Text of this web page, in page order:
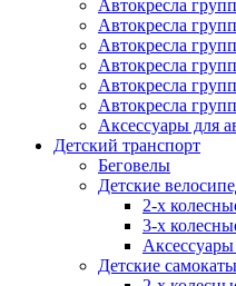
Автокресла
Автокресла
Автокресла
Автокресла
Автокресла
Автокресла
Аксессуары для
Детский транспорт
Беговелы
Детские
2-х
3-х
Детские самокаты